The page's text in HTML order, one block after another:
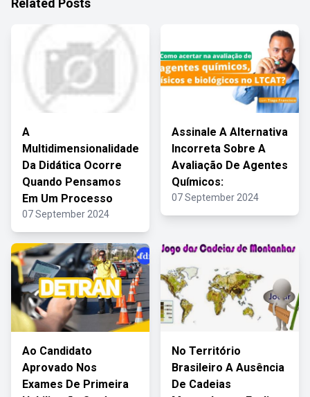
Related Posts
A
Multidimensionalidade
Da Didática Ocorre
Quando Pensamos
Em Um Processo
07 September 2024
Assinale A Alternativa
Incorreta Sobre A
Avaliação De Agentes
Químicos:
07 September 2024
Ao Candidato
Aprovado Nos
Exames De Primeira
No Território
Brasileiro A Ausência
De Cadeias